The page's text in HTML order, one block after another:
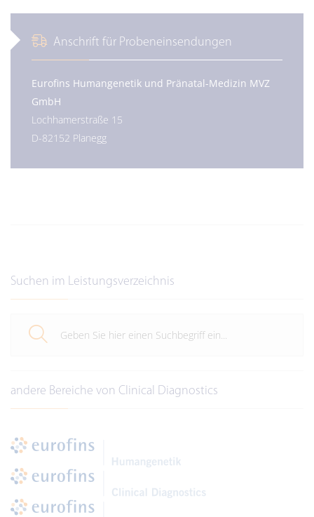
Anschrift für Probeneinsendungen
Eurofins Humangenetik und Pränatal-Medizin MVZ
GmbH
Lochhamerstraße 15
D-82152 Planegg
Suchen im Leistungsverzeichnis
andere Bereiche von Clinical Diagnostics